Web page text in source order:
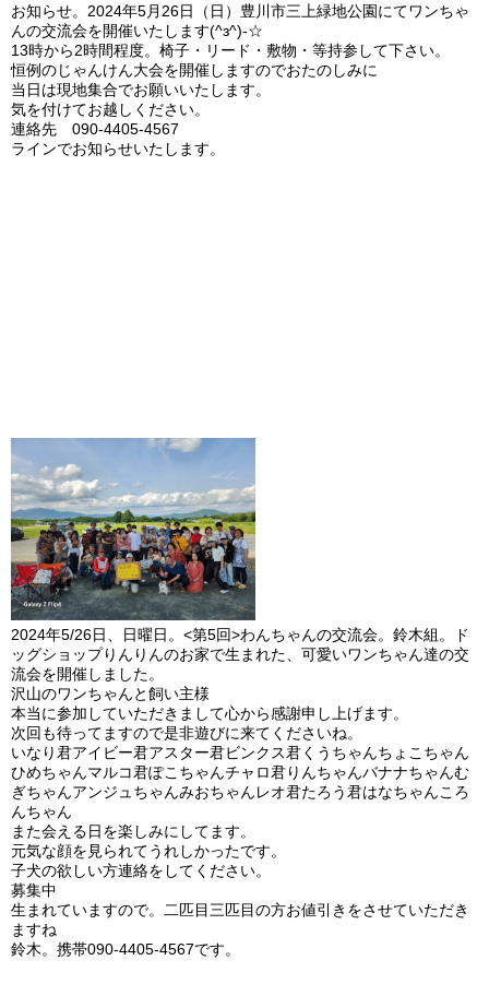
お知らせ。2024年5月26日（日）豊川市三上緑地公園にてワンちゃ
んの交流会を開催いたします(^з^)-☆
13時から2時間程度。椅子・リード・敷物・等持参して下さい。
恒例のじゃんけん大会を開催しますのでおたのしみに
当日は現地集合でお願いいたします。
気を付けてお越しください。
連絡先 090-4405-4567
ラインでお知らせいたします。
2024年5/26日、日曜日。<第5回>わんちゃんの交流会。鈴木組。ド
ッグショップりんりんのお家で生まれた、可愛いワンちゃん達の交
流会を開催しました。
沢山のワンちゃんと飼い主様
本当に参加していただきまして心から感謝申し上げます。
次回も待ってますので是非遊びに来てくださいね。
いなり君アイビー君アスター君ビンクス君くうちゃんちょこちゃん
ひめちゃんマルコ君ぽこちゃんチャロ君りんちゃんバナナちゃんむ
ぎちゃんアンジュちゃんみおちゃんレオ君たろう君はなちゃんころ
んちゃん
また会える日を楽しみにしてます。
元気な顔を見られてうれしかったです。
子犬の欲しい方連絡をしてください。
募集中
生まれていますので。二匹目三匹目の方お値引きをさせていただき
ますね
鈴木。携帯090-4405-4567です。